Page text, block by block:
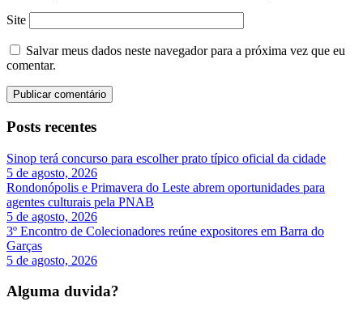
Site
Salvar meus dados neste navegador para a próxima vez que eu
comentar.
Posts recentes
Sinop terá concurso para escolher prato típico oficial da cidade
5 de agosto, 2026
Rondonópolis e Primavera do Leste abrem oportunidades para
agentes culturais pela PNAB
5 de agosto, 2026
3º Encontro de Colecionadores reúne expositores em Barra do
Garças
5 de agosto, 2026
Alguma duvida?